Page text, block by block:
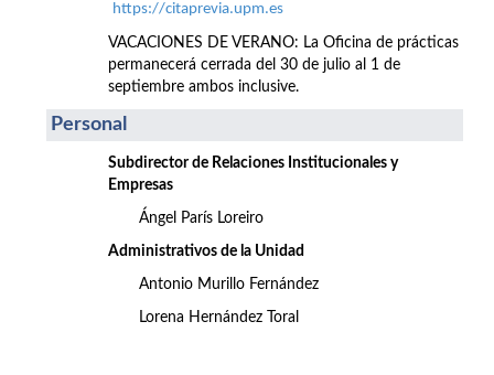
https://citaprevia.upm.es
VACACIONES DE VERANO: La Oficina de prácticas
permanecerá cerrada del 30 de julio al 1 de
septiembre ambos inclusive.
Personal
Subdirector de Relaciones Institucionales y
Empresas
Ángel París Loreiro
Administrativos de la Unidad
Antonio Murillo Fernández
Lorena Hernández Toral